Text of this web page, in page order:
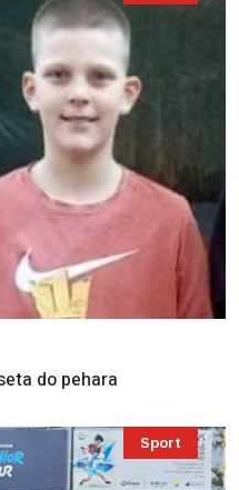
do pehara
Sport